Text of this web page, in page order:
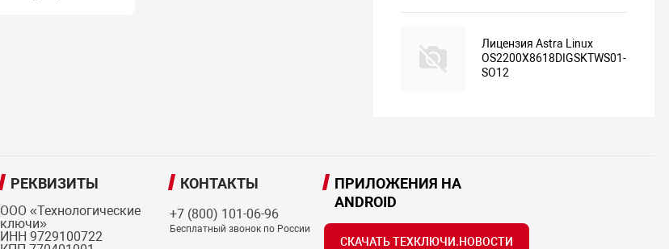
Лицензия Astra Linux
OS2200X8618DIGSKTWS01-
SO12
РЕКВИЗИТЫ
ООО «Технологические
ключи»
ИНН 9729100722
КОНТАКТЫ
+7 (800) 101-06-96
Бесплатный звонок по России
ПРИЛОЖЕНИЯ НА
ANDROID
СКАЧАТЬ ТЕХКЛЮЧИ.НОВОСТИ